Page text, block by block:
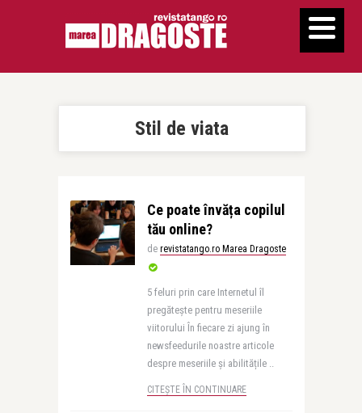
Stil de viata
Ce poate învăța copilul
tău online?
de revistatango.ro Marea Dragoste
5 feluri prin care Internetul îl
pregătește pentru meseriile
viitorului În fiecare zi ajung în
newsfeedurile noastre articole
despre meseriile și abilitățile ..
CITEȘTE ÎN CONTINUARE